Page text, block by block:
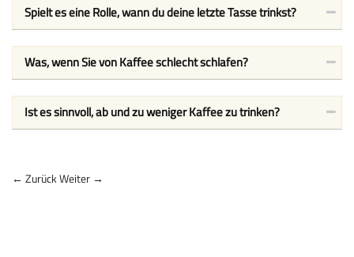
Spielt es eine Rolle, wann du deine letzte Tasse trinkst?
Was, wenn Sie von Kaffee schlecht schlafen?
Ist es sinnvoll, ab und zu weniger Kaffee zu trinken?
← ZurückWeiter →